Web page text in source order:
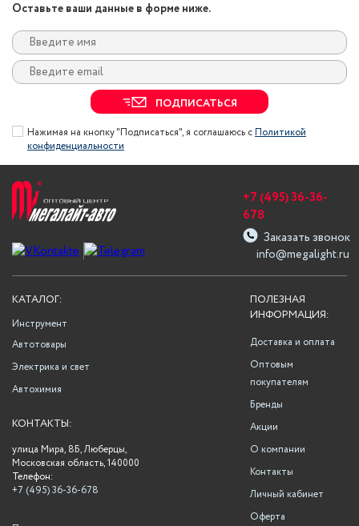
Оставьте ваши данные в форме ниже.
ПОДПИСАТЬСЯ
Нажимая на кнопку "Подписаться", я соглашаюсь сПолитикой
конфиденциальности
info@megalight.ru
+7 (495) 36-36-
678
Заказать звонок
ПОЛЕЗНАЯ
ИНФОРМАЦИЯ:
Доставка и оплата
Оптовым
покупателям
Бренды
Акции
О компании
Контакты
Личный кабинет
Оферта
КАТАЛОГ:
Инструмент
Автотовары
Электрика и свет
Автохимия
КОНТАКТЫ:
улица Мира, 8Б, Люберцы,
Московская область, 140000
Телефон:
+7 (495) 36-36-678